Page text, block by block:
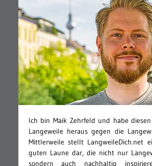
Ich bin Maik Zehrfeld und habe
Langeweile heraus gegen die
Mittlerweile stellt LangweileDich.net
guten Laune dar, die nicht nur
sondern auch nachhaltig